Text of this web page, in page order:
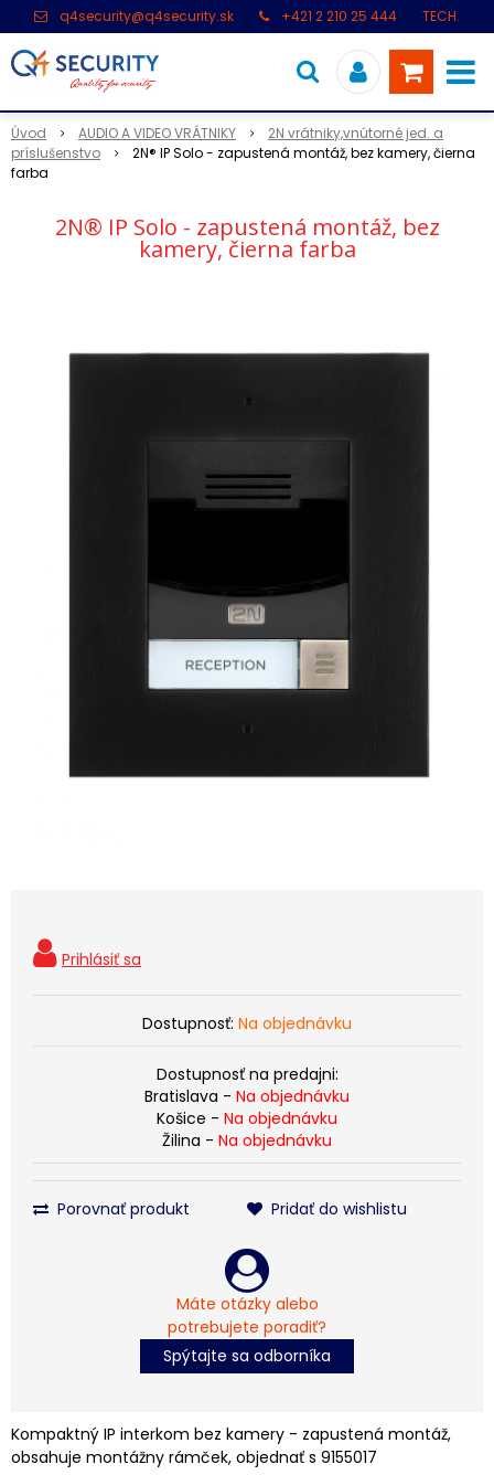
q4security@q4security.sk +421 2 210 25 444
TECH.
Úvod AUDIO A VIDEO VRÁTNIKY
2N vrátniky,vnútorné jed. a
príslušenstvo
2N® IP Solo - zapustená montáž, bez kamery, čierna
farba
2N® IP Solo - zapustená montáž, bez
kamery, čierna farba
Dostupnosť: Na objednávku
Dostupnosť na predajni:
Bratislava - Na objednávku
Košice - Na objednávku
Žilina - Na objednávku
Porovnať produkt Pridať do wishlistu
Máte otázky alebo
potrebujete poradiť?
Spýtajte sa odborníka
Kompaktný IP interkom bez kamery - zapustená montáž,
obsahuje montážny rámček, objednať s 9155017